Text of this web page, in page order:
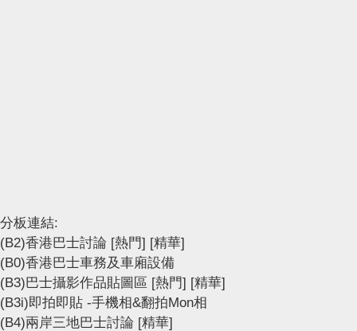
分板連結:
(B2)香港巴士討論 [熱門] [精華]
(B0)香港巴士車務及車廂設備
(B3)巴士攝影作品貼圖區 [熱門] [精華]
(B3i)即拍即貼 -手機相&翻拍Mon相
(B4)兩岸三地巴士討論 [精華]